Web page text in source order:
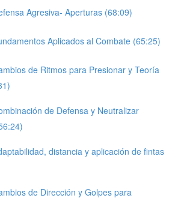
Agresiva- Aperturas (68:09)
Aplicados al Combate (65:25)
de Ritmos para Presionar y Teoría
de Defensa y Neutralizar
distancia y aplicación de fintas
de Dirección y Golpes para